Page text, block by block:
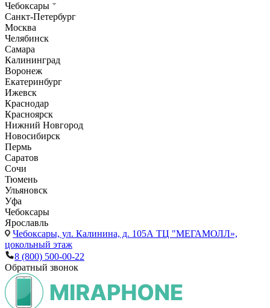
Чебоксары
Санкт-Петербург
Москва
Челябинск
Самара
Калининград
Воронеж
Екатеринбург
Ижевск
Краснодар
Красноярск
Нижний Новгород
Новосибирск
Пермь
Саратов
Сочи
Тюмень
Ульяновск
Уфа
Чебоксары
Ярославль
Чебоксары, ул. Калинина, д. 105А ТЦ "МЕГАМОЛЛ»,
цокольный этаж
8 (800) 500-00-22
Обратный звонок